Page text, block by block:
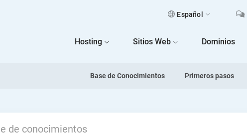
Español
Hosting Sitios Web Dominios
Base de Conocimientos Primeros pasos